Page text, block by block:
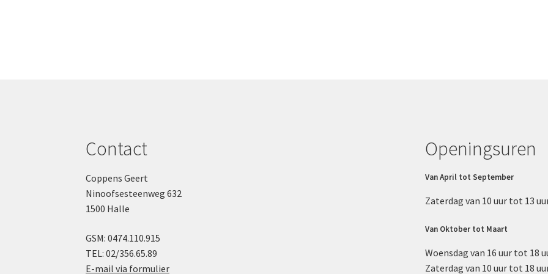
Contact
Coppens Geert
Ninoofsesteenweg 632
1500 Halle
GSM: 0474.110.915
TEL: 02/356.65.89
E-mail via formulier
Openingsuren
Van April tot September
Zaterdag van 10 uur tot 13
Van Oktober tot Maart
Woensdag van 16 uur tot 18
Zaterdag van 10 uur tot 18